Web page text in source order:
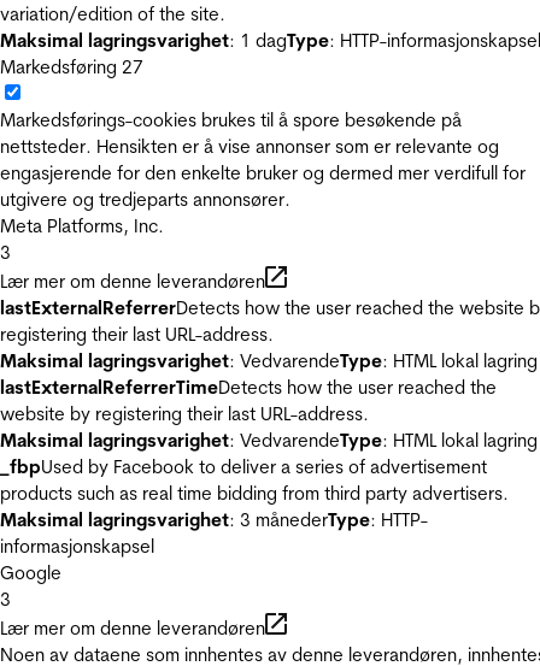
variation/edition of the site.
Maksimal lagringsvarighet: 1 dagType: HTTP-informasjonskapsel
Markedsføring 27
Markedsførings-cookies brukes til å spore besøkende på
nettsteder. Hensikten er å vise annonser som er relevante og
engasjerende for den enkelte bruker og dermed mer verdifull for
utgivere og tredjeparts annonsører.
Meta Platforms, Inc.
3
Lær mer om denne leverandøren
lastExternalReferrerDetects how the user reached the website
registering their last URL-address.
Maksimal lagringsvarighet: VedvarendeType: HTML lokal lagring
lastExternalReferrerTimeDetects how the user reached the
website by registering their last URL-address.
Maksimal lagringsvarighet: VedvarendeType: HTML lokal lagring
_fbpUsed by Facebook to deliver a series of advertisement
products such as real time bidding from third party advertisers.
Maksimal lagringsvarighet: 3 månederType: HTTP-
informasjonskapsel
Google
3
Lær mer om denne leverandøren
Noen av dataene som innhentes av denne leverandøren,